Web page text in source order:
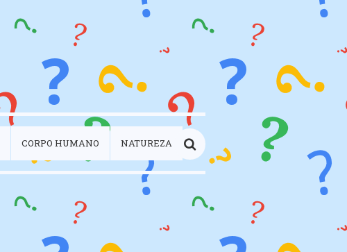
CORPO HUMANO NATUREZA